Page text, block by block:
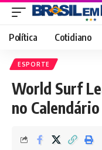
Política Cotidiano
ESPORTE
World Surf
no